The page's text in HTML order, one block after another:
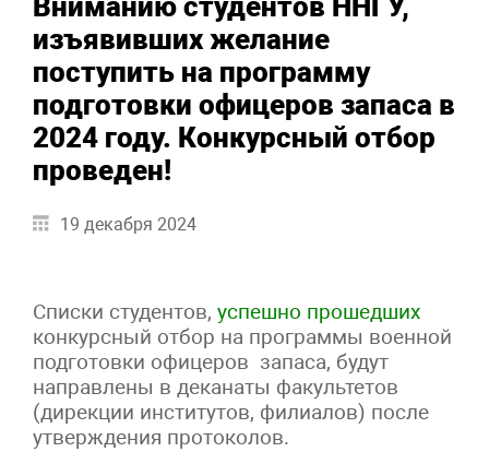
Вниманию студентов ННГУ,
изъявивших желание
поступить на программу
подготовки офицеров запаса в
2024 году. Конкурсный отбор
проведен!
19 декабря 2024
Списки студентов, успешно прошедших
конкурсный отбор на программы военной
подготовки офицеров запаса, будут
направлены в деканаты факультетов
(дирекции институтов, филиалов) после
утверждения протоколов.